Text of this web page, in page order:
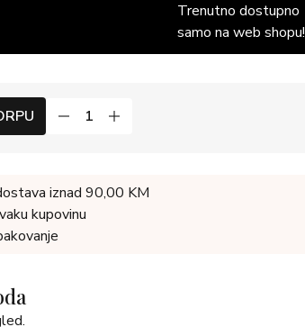
Trenutno dostupno
samo na web shopu!
iznad 90,00 KM
kupovinu